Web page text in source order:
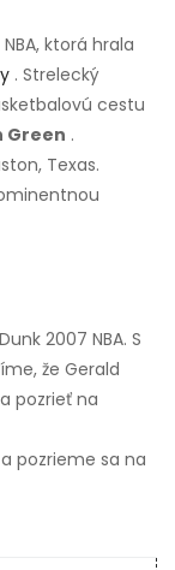
ktorá hrala
. Strelecký
cestu
Green .
Texas.
2007 NBA. S
že Gerald
pozrieť na
pozrieme sa na